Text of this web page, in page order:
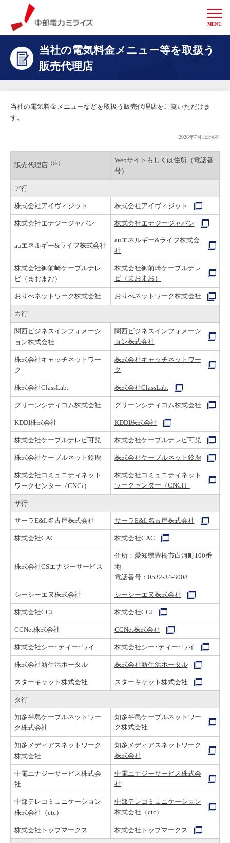
中部電力ミライズ
MENU
当社の電気料金メニュー等を取扱う
販売代理店
当社の電気料金メニューなどを取扱う販売代理店をご覧いただけま
す。
2026年7月1日現在
販売代理店（注）
Webサイトもしくは住所（電話番
号）
ア行
株式会社アイヴィジット 株式会社アイヴィジット
株式会社エナジージャパン 株式会社エナジージャパン
auエネルギー&ライフ株式会社
auエネルギー&ライフ株式会
社
株式会社御前崎ケーブルテレ
ビ（まおまお）
株式会社御前崎ケーブルテレ
ビ（まおまお）
おりべネットワーク株式会社 おりべネットワーク株式会社
カ行
関西ビジネスインフォメーシ
ョン株式会社
関西ビジネスインフォメーシ
ョン株式会社
株式会社キャッチネットワー
ク
株式会社キャッチネットワー
ク
株式会社ClassLab. 株式会社ClassLab.
グリーンシティコム株式会社 グリーンシティコム株式会社
KDDI株式会社 KDDI株式会社
株式会社ケーブルテレビ可児 株式会社ケーブルテレビ可児
株式会社ケーブルネット鈴鹿 株式会社ケーブルネット鈴鹿
株式会社コミュニティネット
ワークセンター（CNCi）
株式会社コミュニティネット
ワークセンター（CNCi）
サ行
サーラE&L名古屋株式会社 サーラE&L名古屋株式会社
株式会社CAC 株式会社CAC
株式会社CSエナジーサービス
住所：愛知県豊橋市白河町100番
地
電話番号： 0532‐34‐3008
シーシーエヌ株式会社 シーシーエヌ株式会社
株式会社CCJ 株式会社CCJ
CCNet株式会社 CCNet株式会社
株式会社シー･ティー･ワイ 株式会社シー･ティー･ワイ
株式会社新生活ポータル 株式会社新生活ポータル
スターキャット株式会社 スターキャット株式会社
タ行
知多半島ケーブルネットワー
ク株式会社
知多半島ケーブルネットワー
ク株式会社
知多メディアスネットワーク
株式会社
知多メディアスネットワーク
株式会社
中電エナジーサービス株式会
社
中電エナジーサービス株式会
社
中部テレコミュニケーション
株式会社（ctc）
中部テレコミュニケーション
株式会社（ctc）
株式会社トップマークス 株式会社トップマークス